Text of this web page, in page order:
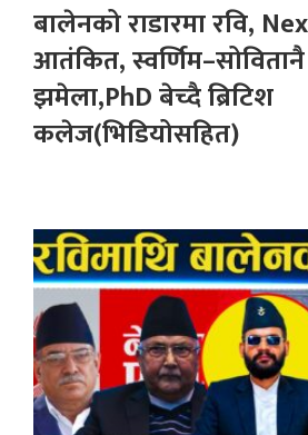
बालेनको राडारमा रवि,
आतंकित,
झमेला,PhD बेच्दै ब्रिटिश
कलेज(भिडियोसहित)